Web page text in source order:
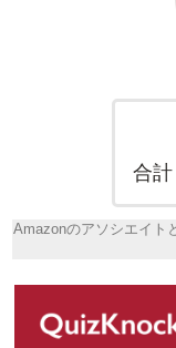
合計
Amazonのアソシエイト